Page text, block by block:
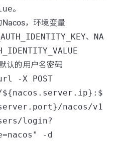
。
，环境变量
、 NA
认的用户名密码
-X POST
nacos/v1
login?
-d